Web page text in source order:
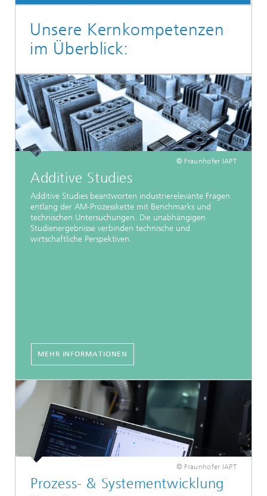
Unsere Kernkompetenzen
im Überblick:
© Fraunhofer IAPT
Additive Studies
Additive Studies beantworten industrierelevante Fragen
entlang der AM-Prozesskette mit Benchmarks und
technischen Untersuchungen. Die unabhängigen
Studienergebnisse verbinden technische und
wirtschaftliche Perspektiven.
MEHR INFORMATIONEN
© Fraunhofer IAPT
Prozess- & Systementwicklung